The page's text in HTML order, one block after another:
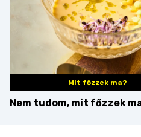
Mit főzzek ma?
Nem tudom, mit főzzek